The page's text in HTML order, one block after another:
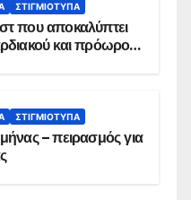
ΣΤΙΓΜΙΌΤΥΠΑ
που αποκαλύπτει
και πρόωρου
ΣΤΙΓΜΙΌΤΥΠΑ
– πειρασμός για